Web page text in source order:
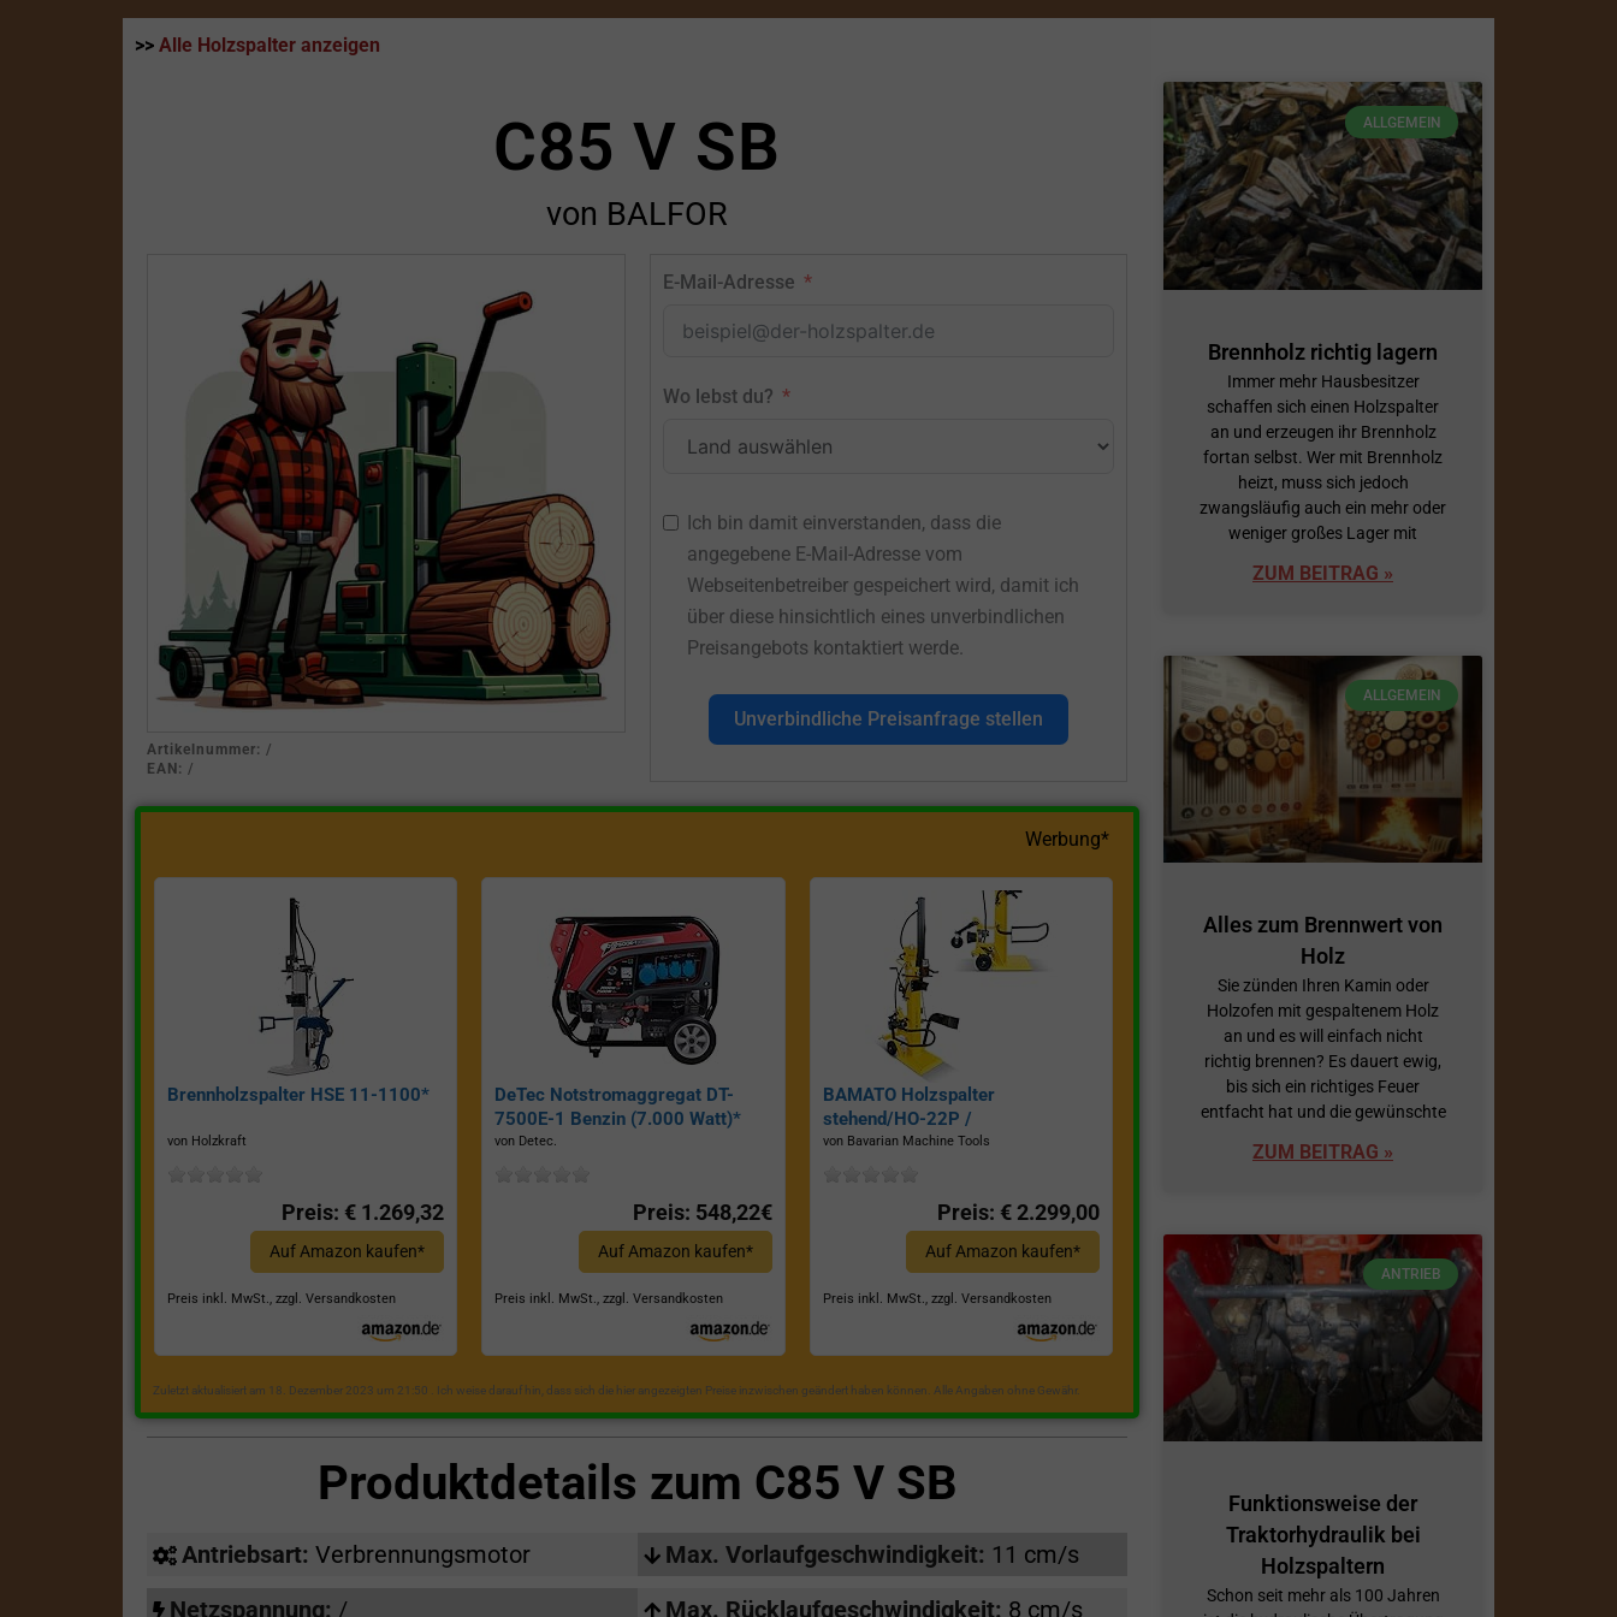
>> Alle Holzspalter anzeigen
C85 V SB
von BALFOR
Artikelnummer: /
EAN: /
E-Mail-Adresse
Wo lebst du?
Ich bin damit einverstanden, dass die
angegebene E-Mail-Adresse vom
Webseitenbetreiber gespeichert wird, damit ich
über diese hinsichtlich eines unverbindlichen
Preisangebots kontaktiert werde.
Unverbindliche Preisanfrage stellen
Werbung*
Brennholzspalter HSE 11-1100*
von Holzkraft
Preis: € 1.269,32
Auf Amazon kaufen*
Preis inkl. MwSt., zzgl. Versandkosten
DeTec Notstromaggregat DT-
7500E-1 Benzin (7.000 Watt)*
von Detec.
Preis: 548,22€
Auf Amazon kaufen*
Preis inkl. MwSt., zzgl. Versandkosten
BAMATO Holzspalter
stehend/HO-22P /
Zapfwellenantrieb, Inkl.
von Bavarian Machine Tools
Preis: € 2.299,00
Auf Amazon kaufen*
Preis inkl. MwSt., zzgl. Versandkosten
Zuletzt aktualisiert am 18. Dezember 2023 um 21:50 . Ich weise darauf hin, dass sich die hier angezeigten Preise inzwischen geändert haben können. Alle Angaben ohne Gewähr.
Produktdetails zum C85 V SB
Antriebsart: Verbrennungsmotor
Netzspannung: /
Max. Vorlaufgeschwindigkeit: 11 cm/s
Max. Rücklaufgeschwindigkeit: 8 cm/s
ALLGEMEIN
Brennholz richtig lagern
Immer mehr Hausbesitzer
schaffen sich einen Holzspalter
an und erzeugen ihr Brennholz
fortan selbst. Wer mit Brennholz
heizt, muss sich jedoch
zwangsläufig auch ein mehr oder
weniger großes Lager mit
ZUM BEITRAG »
ALLGEMEIN
Alles zum Brennwert von
Holz
Sie zünden Ihren Kamin oder
Holzofen mit gespaltenem Holz
an und es will einfach nicht
richtig brennen? Es dauert ewig,
bis sich ein richtiges Feuer
entfacht hat und die gewünschte
ZUM BEITRAG »
ANTRIEB
Funktionsweise der
Traktorhydraulik bei
Holzspaltern
Schon seit mehr als 100 Jahren